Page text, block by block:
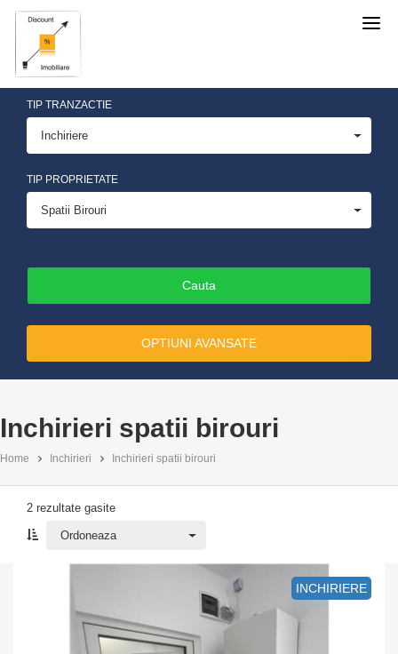
Discount
Imobiliare
TIP TRANZACTIE
Inchiriere
TIP PROPRIETATE
Spatii Birouri
OPTIUNI AVANSATE
Inchirieri spatii birouri
Home Inchirieri Inchirieri spatii birouri
2 rezultate gasite
Ordoneaza
Ordoneaza
INCHIRIERE